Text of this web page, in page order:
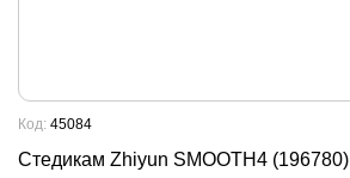
Стедикам Zhiyun SMOOTH4 (196780)
Код: 45084